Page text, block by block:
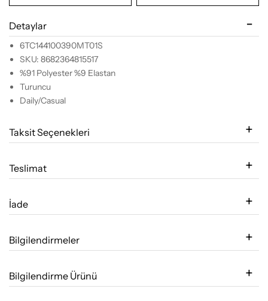
Detaylar
6TC144100390MT01S
SKU: 8682364815517
%91 Polyester %9 Elastan
Turuncu
Daily/Casual
Taksit Seçenekleri
Teslimat
İade
Bilgilendirmeler
Bilgilendirme Ürünü